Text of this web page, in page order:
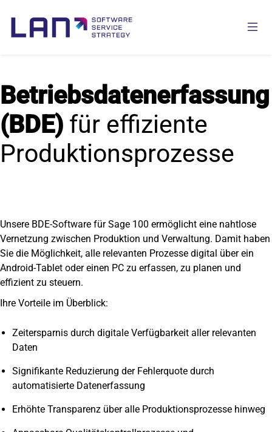
Betriebsdatenerfassung
(BDE) für effiziente
Produktionsprozesse
Unsere BDE-Software für Sage 100 ermöglicht eine nahtlose
Vernetzung zwischen Produktion und Verwaltung. Damit haben
Sie die Möglichkeit, alle relevanten Prozesse digital über ein
Android-Tablet oder einen PC zu erfassen, zu planen und
effizient zu steuern.
Ihre Vorteile im Überblick:
Zeitersparnis durch digitale Verfügbarkeit aller relevanten
Daten
Signifikante Reduzierung der Fehlerquote durch
automatisierte Datenerfassung
Erhöhte Transparenz über alle Produktionsprozesse hinweg